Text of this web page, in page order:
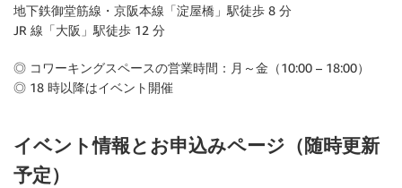
地下鉄御堂筋線・京阪本線「淀屋橋」駅徒歩 8 分
JR 線「大阪」駅徒歩 12 分
◎ コワーキングスペースの営業時間：月～金（10:00 – 18:00）
◎ 18 時以降はイベント開催
イベント情報とお申込みページ（随時更新
予定）